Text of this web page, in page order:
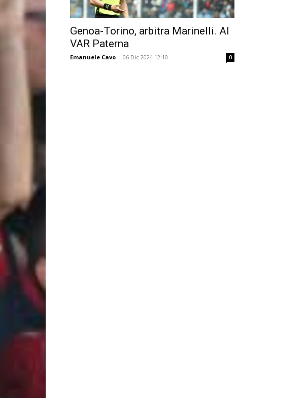
Genoa-Torino, arbitra Marinelli. Al
VAR Paterna
Emanuele Cavo - 06 Dic 2024 12:10 0